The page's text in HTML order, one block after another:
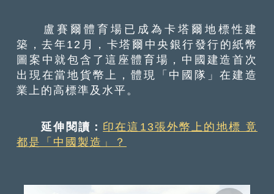
盧賽爾體育場已成為卡塔爾地標性建
築，去年12月，卡塔爾中央銀行發行的紙幣
圖案中就包含了這座體育場，中國建造首次
出現在當地貨幣上，體現「中國隊」在建造
業上的高標準及水平。
延伸閱讀： 印在這13張外幣上的地標 竟
都是「中國製造」？